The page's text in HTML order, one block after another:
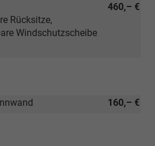
460,– €
Rücksitze,
Windschutzscheibe
160,– €